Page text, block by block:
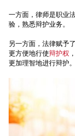
一方面，律师是职业
验，熟悉辩护业务。
另一方面，法律赋予
更方便地行使辩护权
更加理智地进行辩护。